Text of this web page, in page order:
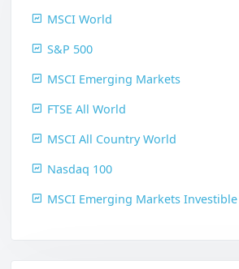
MSCI World
S&P 500
MSCI Emerging Markets
FTSE All World
MSCI All Country World
Nasdaq 100
MSCI Emerging Markets